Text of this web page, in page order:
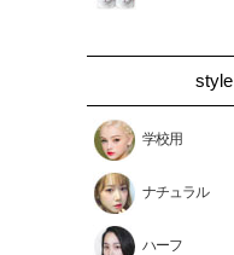
style
学校用
ナチュラル
ハーフ